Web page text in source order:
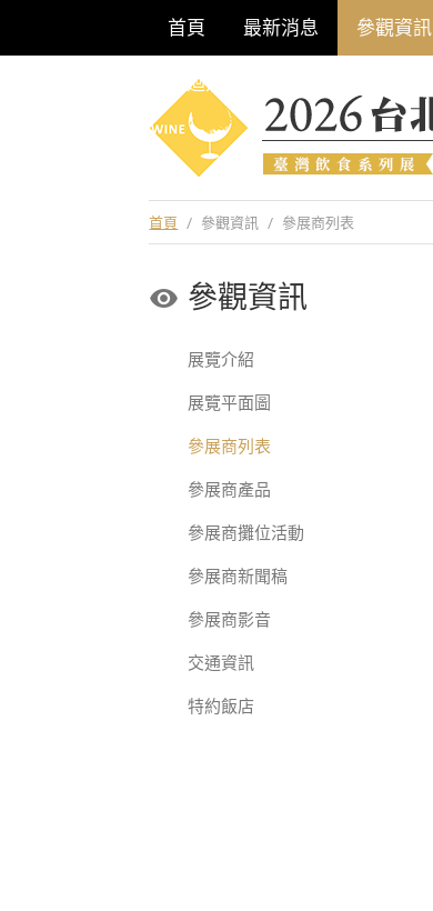
首頁 最新消息 參觀資訊
巡迴酒展系列
首頁 / 參觀資訊 / 參展商列表
參觀資訊
展覽介紹
展覽平面圖
參展商列表
參展商產品
參展商攤位活動
參展商新聞稿
參展商影音
交通資訊
特約飯店